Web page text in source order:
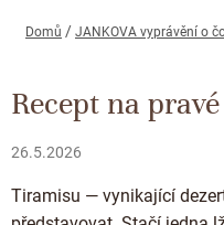
LETNÍ DÁRKY ☀️
TABULKOVÁ ČOKOLÁDA
Mléčná čokoláda
Bonboniery
Domů JANKOVA vyprávění o
Recept na
26.5.2026
Tiramisu — vynikající